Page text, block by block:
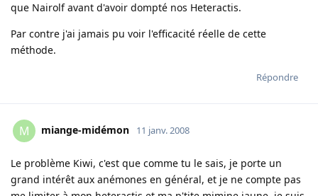
que Nairolf avant d'avoir dompté nos Heteractis.
Par contre j'ai jamais pu voir l'efficacité réelle de cette
méthode.
Répondre
M miange-midémon 11 janv. 2008
Le problème Kiwi, c'est que comme tu le sais, je porte un
grand intérêt aux anémones en général, et je ne compte pas